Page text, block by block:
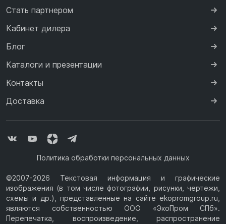
Стать партнером
Кабинет дилера
Блог
Каталоги и презентации
Контакты
Доставка
Политика обработки персональных данных
©2007-2026 Текстовая информация и графические
изображения (в том числе фотографии, рисунки, чертежи,
схемы и др.), представленные на сайте ekopromgroup.ru,
являются собственностью ООО «ЭкоПром СПб».
Перепечатка, воспроизведение, распространение